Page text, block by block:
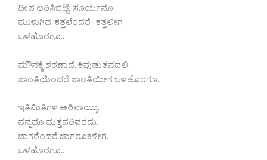
ದೀಪ ಆರಿಸಿಬಿಟ್ಟೆ; ಸೂರ್ಯನೂ
ಮುಳುಗಿದ. ಕತ್ತಲೆಂದರೆ- ಕತ್ತಲೀಗ
ಒಳಹೊರಗೂ..
ಮೌನಕ್ಕೆ ಶರಣಾದೆ, ಕಿವುಡುತನದಲಿ.
ಶಾಂತಿಯೆಂದರೆ ಶಾಂತಿಯೀಗ ಒಳಹೊರಗೂ..
ಇತಿಮಿತಿಗಳ ಅರಿವಾಯ್ತು,
ನನ್ನದೂ ಮತ್ತವರಿವರದು.
ಜಾಗರೆಂದರೆ ಜಾಗರೂಕಳೀಗ.
ಒಳಹೊರಗೂ..